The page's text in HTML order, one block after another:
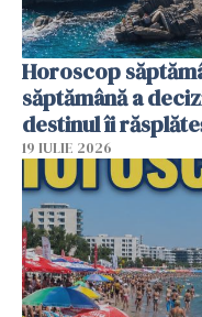
Horoscop
săptămână a
destinul îi
19 IULIE 2026